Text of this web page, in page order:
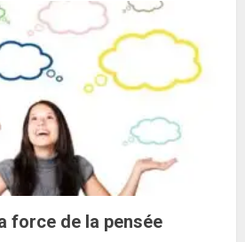
force de la pensée